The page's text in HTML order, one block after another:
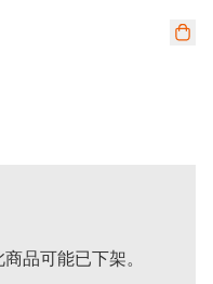
品可能已下架。